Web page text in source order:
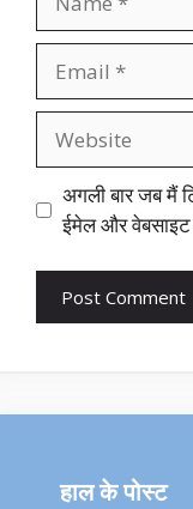
अगली बार जब मैं
ईमेल और
हाल के पोस्ट